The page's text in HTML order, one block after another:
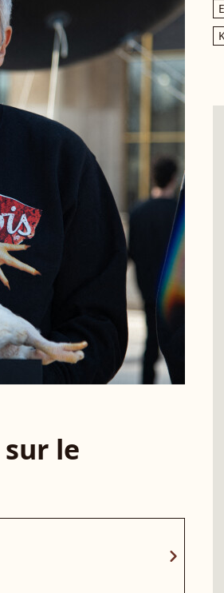
le
chevron_right